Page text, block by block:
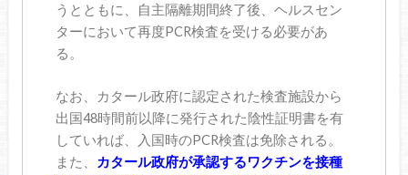
うとともに、自主隔離期間終了後、ヘルスセン
ターにおいて再度PCR検査を受ける必要があ
る。
なお、カタール政府に認定された検査施設から
出国48時間前以降に発行された陰性証明書を有
していれば、入国時のPCR検査は免除される。
また、
カタール政府が承認するワクチンを接種